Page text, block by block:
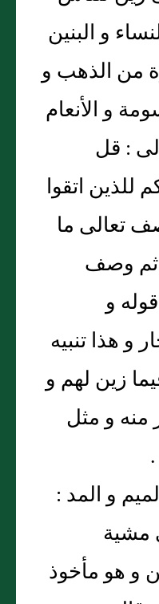
و البنين
من الذهب و
و الأنعام
: قل
للذين اتقوا
تعالى ما
ثم وصف
و
و هذا تنبيه
زين لهم و
منه و مثل
و المد :
مشية
و هو مأخوذ